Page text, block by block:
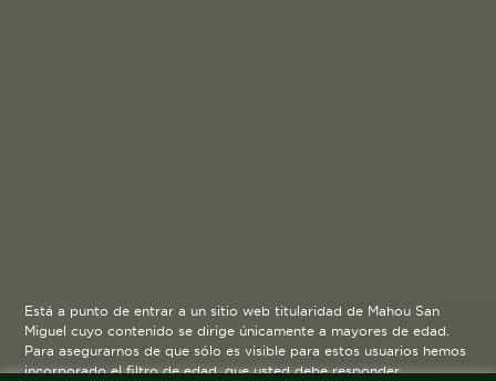
Está a punto de entrar a un sitio web titularidad de Mahou San
Miguel cuyo contenido se dirige únicamente a mayores de edad.
Para asegurarnos de que sólo es visible para estos usuarios hemos
incorporado el filtro de edad, que usted debe responder